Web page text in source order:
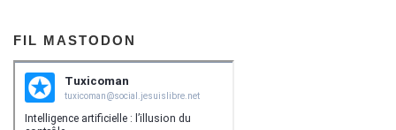
FIL MASTODON